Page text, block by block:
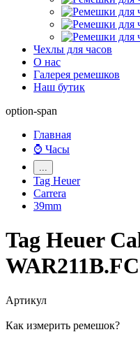
Чехлы для часов
О нас
Галерея ремешков
Наш бутик
option-span
Главная
⌚ Часы
Tag Heuer
Carrera
39mm
Tag Heuer
Артикул
Как измерить ремешок?